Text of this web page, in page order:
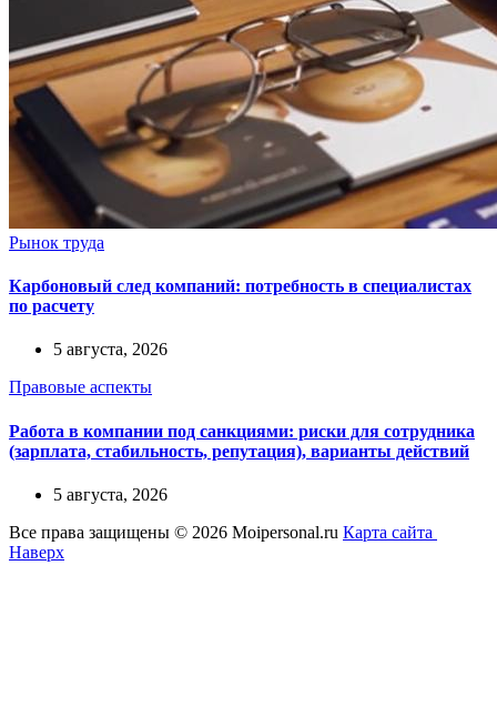
Рынок труда
Карбоновый след компаний: потребность в специалистах
по расчету
5 августа, 2026
Правовые аспекты
Работа в компании под санкциями: риски для сотрудника
(зарплата, стабильность, репутация), варианты действий
5 августа, 2026
Все права защищены © 2026 Moipersonal.ru Карта сайта
Наверх